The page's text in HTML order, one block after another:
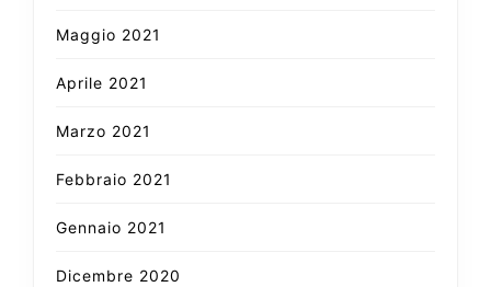
Maggio 2021
Aprile 2021
Marzo 2021
Febbraio 2021
Gennaio 2021
Dicembre 2020